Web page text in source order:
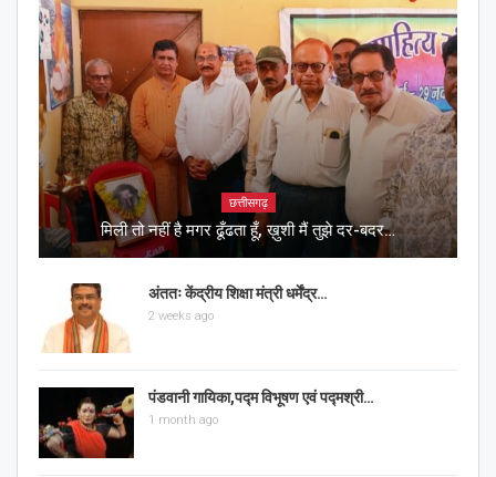
छत्तीसगढ़
मिली तो नहीं है मगर ढूँढता हूँ, ख़ुशी मैं तुझे दर-बदर…
अंततः केंद्रीय शिक्षा मंत्री धर्मेंद्र…
2 weeks ago
पंडवानी गायिका,पद्म विभूषण एवं पद्मश्री…
1 month ago